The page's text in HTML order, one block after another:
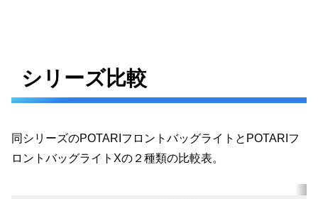
シリーズ比較
同シリーズのPOTARIフロントバッグライトとPOTARIフ
ロントバッグライトXの２種類の比較表。